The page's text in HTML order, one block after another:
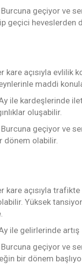
geçiyor ve
geçici heveslerden
kare açısıyla evlilik
maddi
ile kardeşlerinde
oluşabilir.
geçiyor ve
dönem olabilir.
kare açısıyla
Yüksek
ile gelirlerinde
geçiyor ve
bir dönem